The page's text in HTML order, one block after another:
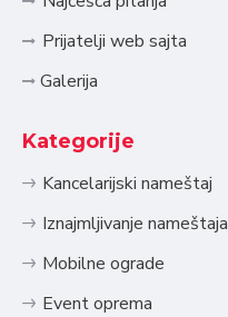
Prijatelji web sajta
Galerija
Kategorije
Kancelarijski nameštaj
Iznajmljivanje nameštaja
Mobilne ograde
Event oprema